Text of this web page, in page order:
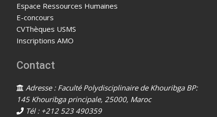
Espace Ressources Humaines
E-concours
CVThèques USMS
Inscriptions AMO
Contact
Adresse : Faculté Polydisciplinaire de Khouribga BP:
145 Khouribga principale, 25000, Maroc
Tél : +212 523 490359